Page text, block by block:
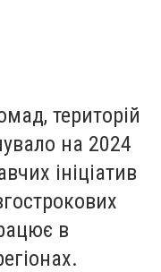
територій
на 2024
ініціатив
в